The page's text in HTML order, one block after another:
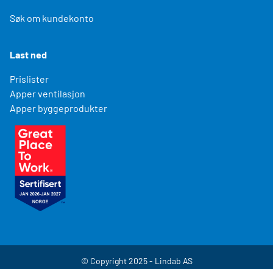
Søk om kundekonto
Last ned
Prislister
Apper ventilasjon
Apper byggeprodukter
© Copyright 2025 - Lindab AS